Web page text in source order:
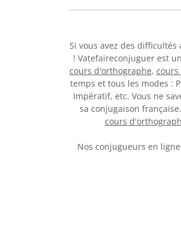
Si vous avez des
! Vatefaireconjuguer est
cours d'orthographe, cours
temps et tous les modes :
Impératif, etc. Vous ne
sa conjugaison
cours
Nos conjugueurs en